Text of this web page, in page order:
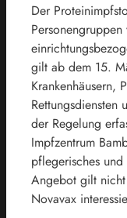
Der
gilt ab dem 15.
Krankenhäusern,
der Regelung
Impfzentrum
pflegerisches
Angebot gilt
Novavax